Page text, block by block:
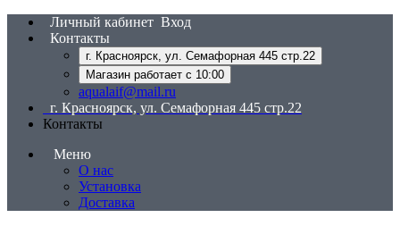
Личный кабинет Вход
Контакты
г. Красноярск, ул. Семафорная 445 стр.22
Магазин работает с 10:00
aqualaif@mail.ru
г. Красноярск, ул. Семафорная 445 стр.22
Контакты
Меню
О нас
Установка
Доставка